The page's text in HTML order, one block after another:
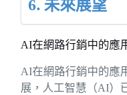
未來展望
AI在網路行銷中的應
AI在網路行銷中的應
展，人工智慧（AI）